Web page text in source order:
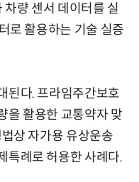
량 센서 데이터를 실
로 활용하는 기술 실증
된다. 프라임주간보호
을 활용한 교통약자 맞
상 자가용 유상운송
특례로 허용한 사례다.